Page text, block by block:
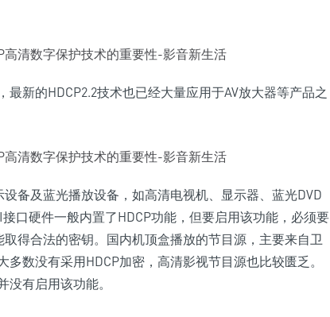
新的HDCP2.2技术也已经大量应用于AV放大器等产品之
备及蓝光播放设备，如高清电视机、显示器、蓝光DVD
口硬件一般内置了HDCP功能，但要启用该功能，必须要
得合法的密钥。国内机顶盒播放的节目源，主要来自卫
数没有采用HDCP加密，高清影视节目源也比较匮乏。
有启用该功能。